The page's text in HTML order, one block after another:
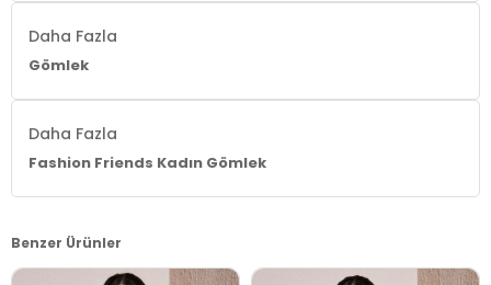
Daha Fazla
Gömlek
Daha Fazla
Fashion Friends Kadın Gömlek
Benzer Ürünler